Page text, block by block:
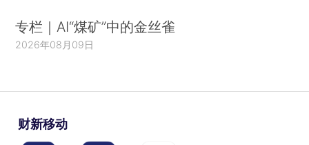
专栏｜AI“煤矿”中的金丝雀
2026年08月09日
财新移动